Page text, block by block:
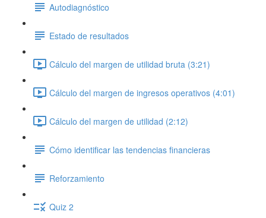
Autodiagnóstico
Estado de resultados
Cálculo del margen de utilidad bruta (3:21)
Cálculo del margen de ingresos operativos (4:01)
Cálculo del margen de utilidad (2:12)
Cómo identificar las tendencias financieras
Reforzamiento
Quiz 2